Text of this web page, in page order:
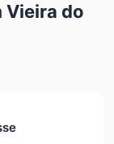
Vieira do